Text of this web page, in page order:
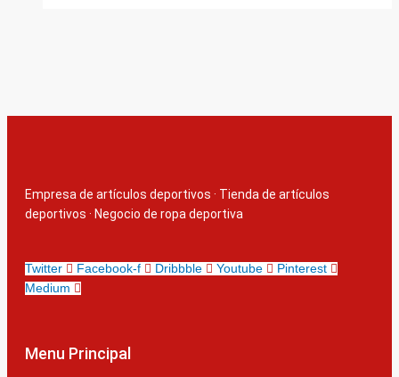
Empresa de artículos deportivos · Tienda de artículos
deportivos · Negocio de ropa deportiva
Twitter Facebook-f Dribbble Youtube
Pinterest
Medium
Menu Principal